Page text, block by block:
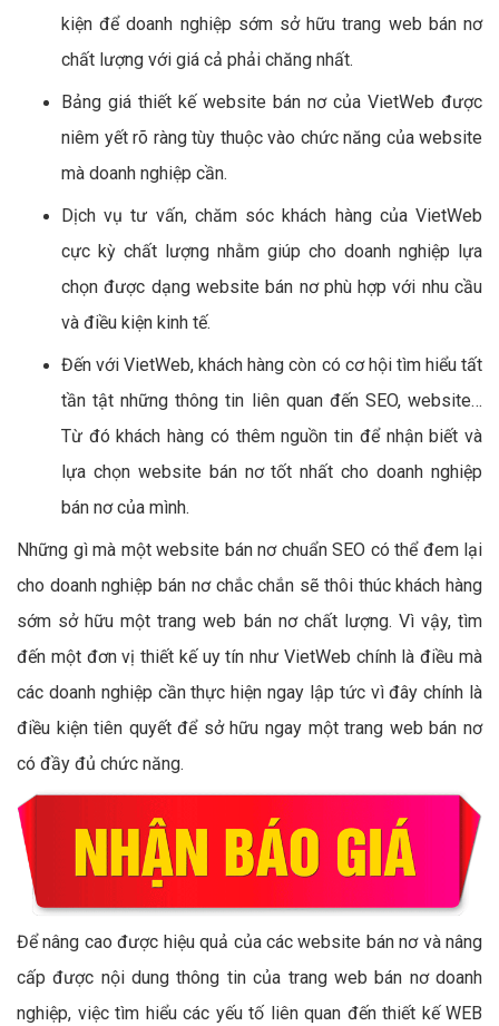
kiện để doanh nghiệp sớm sở hữu trang web bán nơ
chất lượng với giá cả phải chăng nhất.
Bảng giá thiết kế website bán nơ của VietWeb được
niêm yết rõ ràng tùy thuộc vào chức năng của website
mà doanh nghiệp cần.
Dịch vụ tư vấn, chăm sóc khách hàng của VietWeb
cực kỳ chất lượng nhằm giúp cho doanh nghiệp lựa
chọn được dạng website bán nơ phù hợp với nhu cầu
và điều kiện kinh tế.
Đến với VietWeb, khách hàng còn có cơ hội tìm hiểu tất
tần tật những thông tin liên quan đến SEO, website…
Từ đó khách hàng có thêm nguồn tin để nhận biết và
lựa chọn website bán nơ tốt nhất cho doanh nghiệp
bán nơ của mình.
Những gì mà một website bán nơ chuẩn SEO có thể đem lại
cho doanh nghiệp bán nơ chắc chắn sẽ thôi thúc khách hàng
sớm sở hữu một trang web bán nơ chất lượng. Vì vậy, tìm
đến một đơn vị thiết kế uy tín như VietWeb chính là điều mà
các doanh nghiệp cần thực hiện ngay lập tức vì đây chính là
điều kiện tiên quyết để sở hữu ngay một trang web bán nơ
có đầy đủ chức năng.
Để nâng cao được hiệu quả của các website bán nơ và nâng
cấp được nội dung thông tin của trang web bán nơ doanh
nghiệp, việc tìm hiểu các yếu tố liên quan đến thiết kế WEB